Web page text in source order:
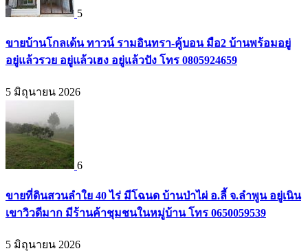
5
ขายบ้านโกลเด้น ทาวน์ รามอินทรา-คู้บอน มือ2 บ้านพร้อมอยู่
อยู่แล้วรวย อยู่แล้วเฮง อยู่แล้วปัง โทร 0805924659
5 มิถุนายน 2026
6
ขายที่ดินสวนลำใย 40 ไร่ มีโฉนด บ้านป่าไผ่ อ.ลี้ จ.ลำพูน อยู่เนิน
เขาวิวดีมาก มีร้านค้าชุมชนในหมู่บ้าน โทร 0650059539
5 มิถุนายน 2026